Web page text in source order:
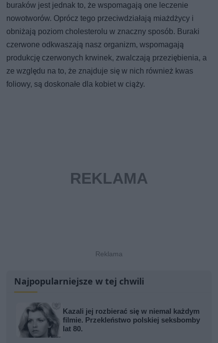
buraków jest jednak to, że wspomagają one leczenie
nowotworów. Oprócz tego przeciwdziałają miażdżycy i
obniżają poziom cholesterolu w znaczny sposób. Buraki
czerwone odkwaszają nasz organizm, wspomagają
produkcję czerwonych krwinek, zwalczają przeziębienia, a
ze względu na to, że znajduje się w nich również kwas
foliowy, są doskonałe dla kobiet w ciąży.
Najpopularniejsze w tej chwili
Kazali jej rozbierać się w niemal każdym
filmie. Przekleństwo polskiej seksbomby
lat 80.